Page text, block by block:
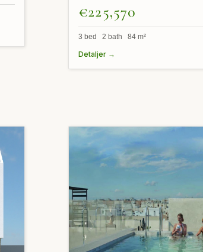
€225,570
3 bed 2 bath 84 m²
Detaljer →